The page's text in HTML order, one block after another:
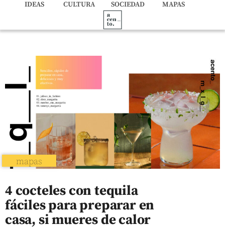
IDEAS CULTURA SOCIEDAD MAPAS
mapas
4 cocteles con tequila
fáciles para preparar en
casa, si mueres de calor